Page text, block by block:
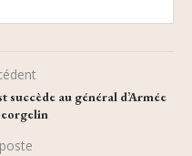
succède au général d’Armée